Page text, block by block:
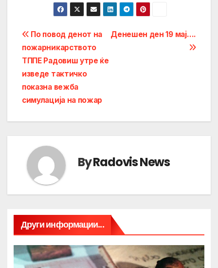
Post
navigation
Денешен ден 19 мај….
По повод денот на
пожарникарството
ТППЕ Радовиш утре ќе
изведе тактичко
показна вежба
симулација на пожар
ByRadovis News
Други информации...